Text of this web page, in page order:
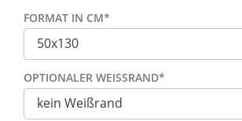
FORMAT IN CM*
OPTIONALER WEISSRAND *